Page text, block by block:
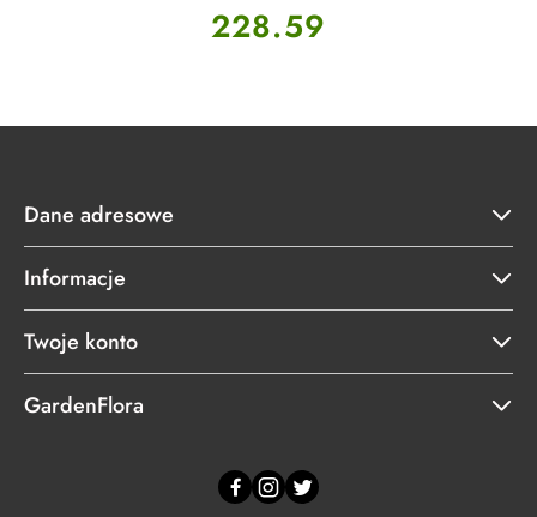
Cena:
228.59
Dane adresowe
Informacje
Twoje konto
GardenFlora